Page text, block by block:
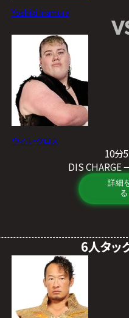
Yoshiki Inamura
ウィル・クロス
10分
DIS CHARGE
詳細
る
6人タッ